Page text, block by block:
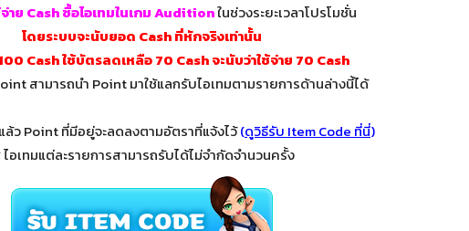
าย Cash ซื้อไอเทมในเกม Auditionในช่วงระยะเวลาโปรโมชั่น
โดยระบบจะนับยอด Cash ที่หักจริงเท่านั้น
Cash ใช้บัตรลดเหลือ 70 Cash จะนับว่าใช้จ่าย 70 Cash
สามารถนำ Point มาใช้แลกรับไอเทมตามรายการด้านล่างนี้ได้
ล้ว Point ที่มีอยู่จะลดลงตามอัตราที่แจ้งไว้(ดูวิธีรับ Item Code ที่นี่)
อเทมแต่ละรายการสามารถรับได้ไม่จำกัดจำนวนครั้ง